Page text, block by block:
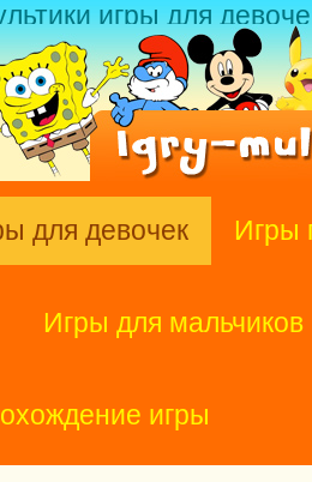
игры для
для девочек Игры
Игры для мальчиков
игры